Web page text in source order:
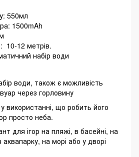
550мл
1500mAh
10-12 метрів.
набір води
води, також є можливість
через горловину
використанні, що робить його
просто неба.
для ігор на пляжі, в басейні, на
аквапарку, на морі або у дворі